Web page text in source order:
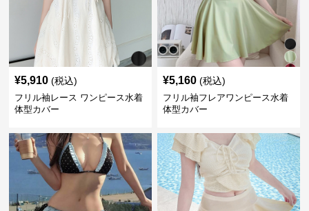
¥5,910 (税込)
フリル袖レース ワンピース水着
体型カバー
¥5,160 (税込)
フリル袖フレアワンピース水着
体型カバー